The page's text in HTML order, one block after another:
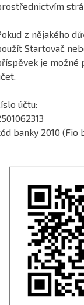
z nějakého
Startovač
je možné
účtu:
banky 2010 (Fio